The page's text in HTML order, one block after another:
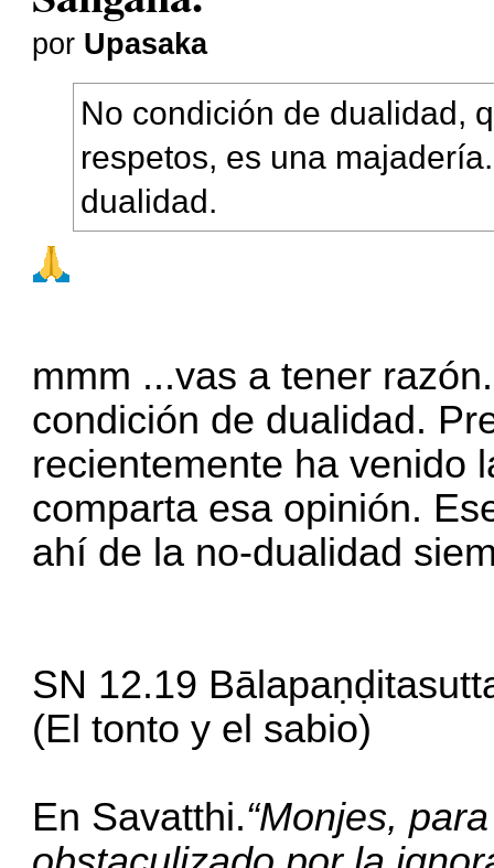
por Upasaka
No condición de dualidad,
respetos, es una
dualidad.
mmm ...vas a tener
condición de dualidad.
recientemente ha venido
comparta esa opinión.
ahí de la no-dualidad
SN 12.19
(El tonto y el sabio)
En Savatthi.“Monjes,